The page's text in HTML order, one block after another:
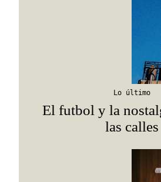
Lo último
El futbol y la
las calles